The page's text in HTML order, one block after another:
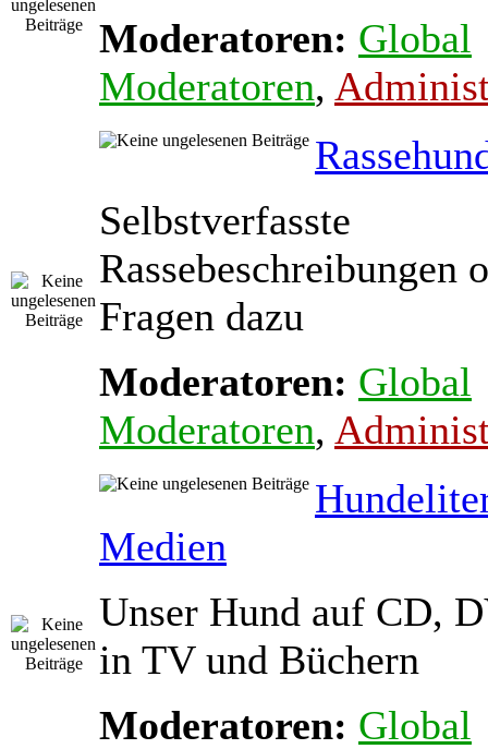
Moderatoren: Global
Moderatoren,
Selbstverfasste
Rassebeschreibungen
Fragen dazu
Moderatoren: Global
Moderatoren,
Medien
Unser Hund auf CD,
in TV und Büchern
Moderatoren: Global